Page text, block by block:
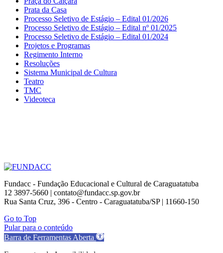
Prata da Casa
Processo Seletivo de Estágio – Edital 01/2026
Processo Seletivo de Estágio – Edital nº 01/2025
Processo Seletivo de Estágio – Edital 01/2024
Projetos e Programas
Regimento Interno
Resoluções
Sistema Municipal de Cultura
Teatro
TMC
Videoteca
Fundacc - Fundação Educacional e Cultural de Caraguatatuba
12 3897-5660 | contato@fundacc.sp.gov.br
Rua Santa Cruz, 396 - Centro - Caraguatatuba/SP | 11660-150
Go to Top
Pular para o conteúdo
Barra de Ferramentas Aberta